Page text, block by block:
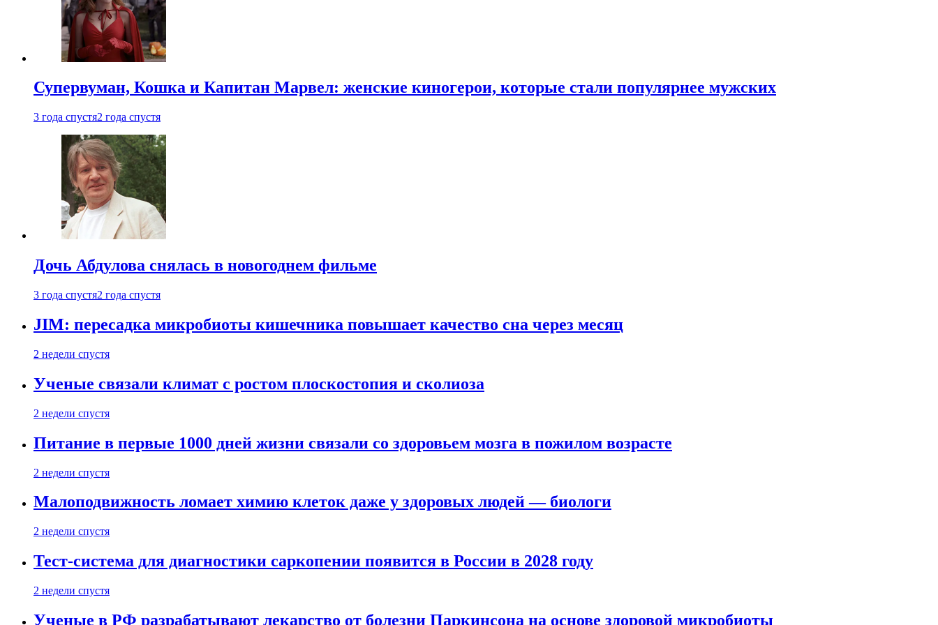
Супервуман, Кошка и Капитан Марвел: женские киногерои, которые стали популярнее мужских
3 года спустя2 года спустя
Дочь Абдулова снялась в новогоднем фильме
3 года спустя2 года спустя
JIM: пересадка микробиоты кишечника повышает качество сна через месяц
2 недели спустя
Ученые связали климат с ростом плоскостопия и сколиоза
2 недели спустя
Питание в первые 1000 дней жизни связали со здоровьем мозга в пожилом возрасте
2 недели спустя
Малоподвижность ломает химию клеток даже у здоровых людей — биологи
2 недели спустя
Тест-система для диагностики саркопении появится в России в 2028 году
2 недели спустя
Ученые в РФ разрабатывают лекарство от болезни Паркинсона на основе здоровой микробиоты